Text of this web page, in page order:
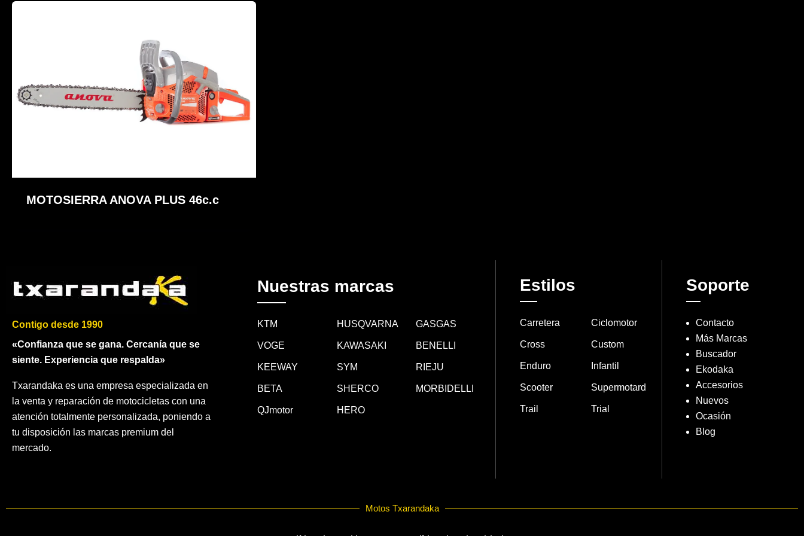
MOTOSIERRA ANOVA PLUS 46c.c
Contigo desde 1990
«Confianza que se gana. Cercanía que se
siente. Experiencia que respalda»
Txarandaka es una empresa especializada en
la venta y reparación de motocicletas con una
atención totalmente personalizada, poniendo a
tu disposición las marcas premium del
mercado.
Nuestras marcas
KTM HUSQVARNA GASGAS
VOGE KAWASAKI BENELLI
KEEWAY SYM RIEJU
BETA SHERCO MORBIDELLI
QJmotor HERO
Estilos
Carretera Ciclomotor
Cross Custom
Enduro Infantil
Scooter Supermotard
Trail Trial
Soporte
Contacto
Más Marcas
Buscador
Ekodaka
Accesorios
Nuevos
Ocasión
Blog
Motos Txarandaka